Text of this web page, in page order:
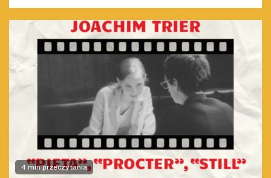
4 min przeczytania